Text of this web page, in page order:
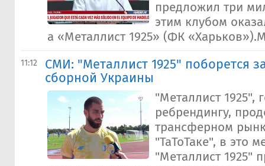
предложил три
этим клубом
а «Металлист 1925» (ФК
11:12
СМИ: "Металлист 1925" поборется
сборной Украины
"Металлист 1925",
ребрендингу,
трансферном
"ТаТоТаке", в это
"Металлист 1925"